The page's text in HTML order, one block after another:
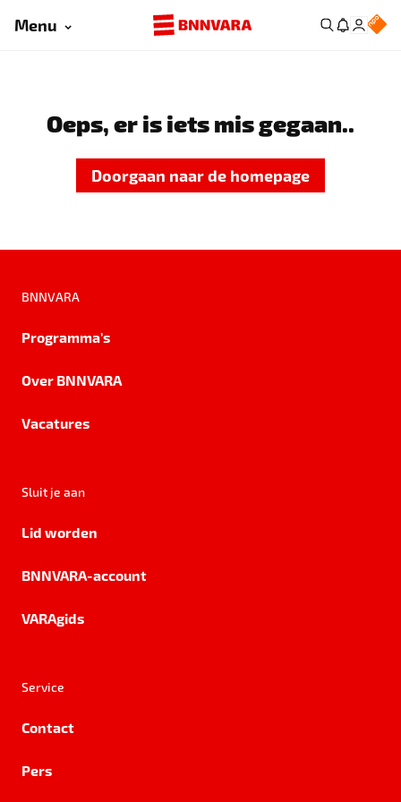
Menu
Oeps, er is iets mis gegaan..
Doorgaan naar de homepage
BNNVARA
Programma's
Over BNNVARA
Vacatures
Sluit je aan
Lid worden
BNNVARA-account
VARAgids
Service
Contact
Pers